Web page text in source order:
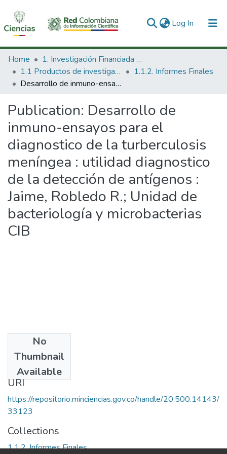
Log In (current)
Communities & Collections
All of DSpace
Home
1. Investigación Financiada con Recursos Públicos
1.1 Productos de investigación
1.1.2. Informes Finales
Desarrollo de inmuno-ensayos para el diagnostico de la turberculosis meníngea : utilidad diagnostico de la detección de antígenos : Jaime, Robledo R.; Unidad de bacteriología y microbacterias CIB
Publication: Desarrollo de
inmuno-ensayos para el
diagnostico de la turberculosis
meníngea : utilidad diagnostico
de la detección de antígenos :
Jaime, Robledo R.; Unidad de
bacteriología y microbacterias
CIB
No
Thumbnail
Available
[SF]
URI
https://repositorio.minciencias.gov.co/handle/20.500.14143/
33123
Collections
1.1.2. Informes Finales